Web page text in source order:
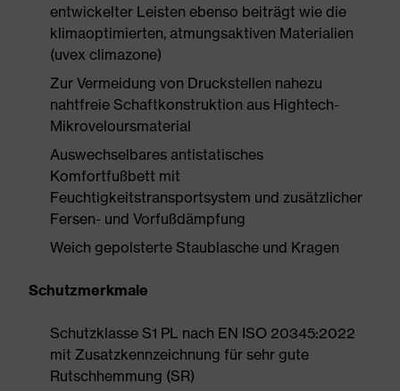
entwickelter Leisten ebenso beiträgt wie die
klimaoptimierten, atmungsaktiven Materialien
(uvex climazone)
Zur Vermeidung von Druckstellen nahezu
nahtfreie Schaftkonstruktion aus Hightech-
Mikroveloursmaterial
Auswechselbares antistatisches
Komfortfußbett mit
Feuchtigkeitstransportsystem und zusätzlicher
Fersen- und Vorfußdämpfung
Weich gepolsterte Staublasche und Kragen
Schutzmerkmale
Schutzklasse S1 PL nach EN ISO 20345:2022
mit Zusatzkennzeichnung für sehr gute
Rutschhemmung (SR)